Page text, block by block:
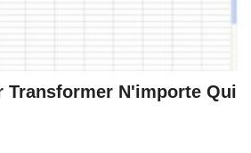
Transformer N'importe Qui